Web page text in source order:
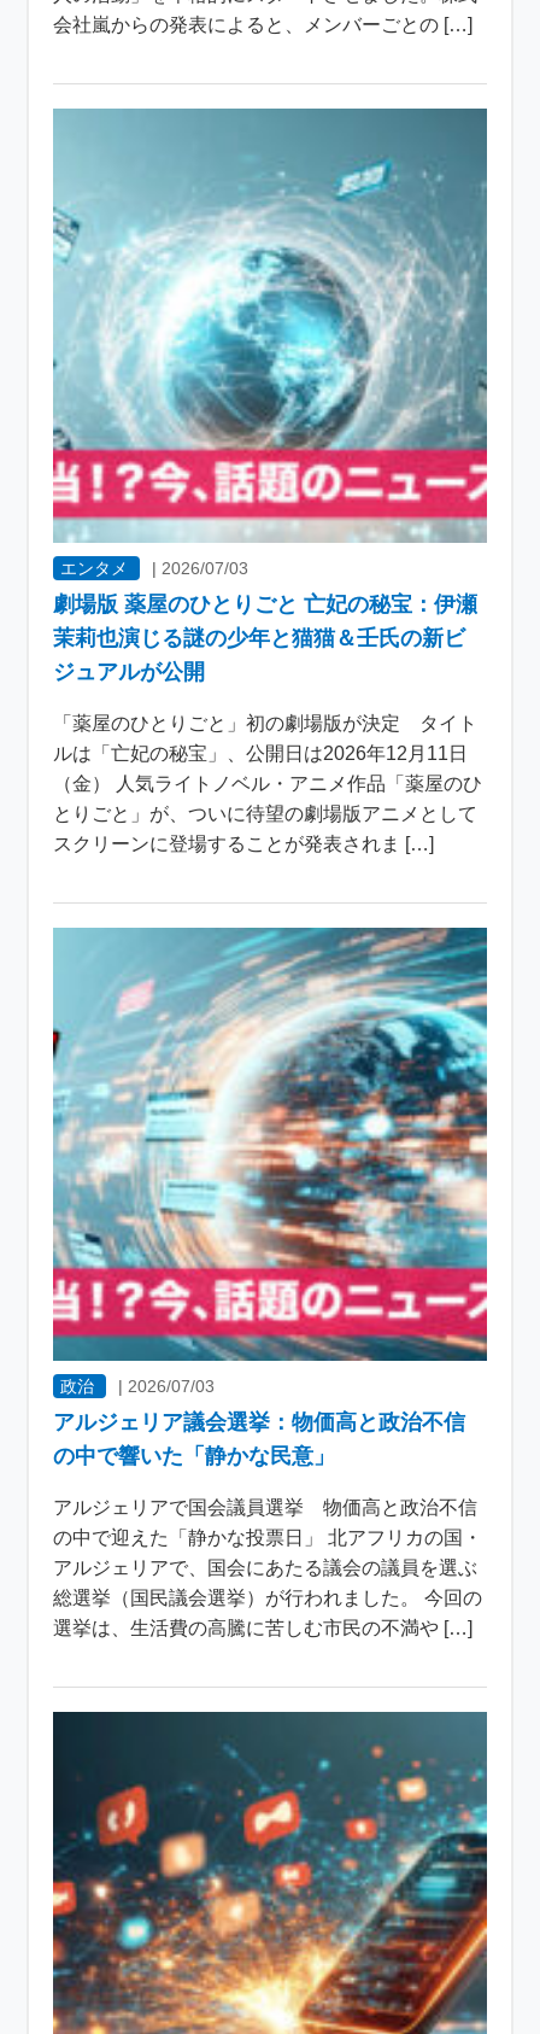
会社嵐からの発表によると、メンバーごとの […]
エンタメ | 2026/07/03
劇場版 薬屋のひとりごと 亡妃の秘宝：伊瀬
茉莉也演じる謎の少年と猫猫＆壬氏の新ビ
ジュアルが公開
「薬屋のひとりごと」初の劇場版が決定 タイト
ルは「亡妃の秘宝」、公開日は2026年12月11日
（金） 人気ライトノベル・アニメ作品「薬屋のひ
とりごと」が、ついに待望の劇場版アニメとして
スクリーンに登場することが発表されま […]
政治 | 2026/07/03
アルジェリア議会選挙：物価高と政治不信
の中で響いた「静かな民意」
アルジェリアで国会議員選挙 物価高と政治不信
の中で迎えた「静かな投票日」 北アフリカの国・
アルジェリアで、国会にあたる議会の議員を選ぶ
総選挙（国民議会選挙）が行われました。 今回の
選挙は、生活費の高騰に苦しむ市民の不満や […]